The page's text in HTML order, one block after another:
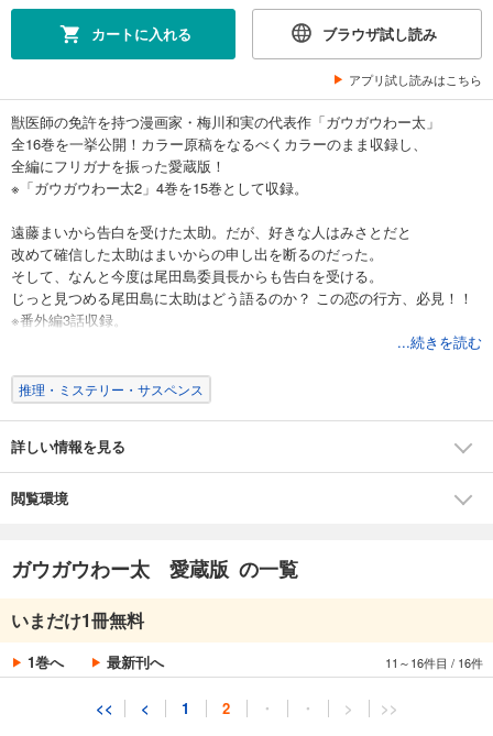
カートに入れる ブラウザ試し読み
アプリ試し読みはこちら
獣医師の免許を持つ漫画家・梅川和実の代表作「ガウガウわー太」
全16巻を一挙公開！カラー原稿をなるべくカラーのまま収録し、
全編にフリガナを振った愛蔵版！
※「ガウガウわー太2」4巻を15巻として収録。
遠藤まいから告白を受けた太助。だが、好きな人はみさとだと
改めて確信した太助はまいからの申し出を断るのだった。
そして、なんと今度は尾田島委員長からも告白を受ける。
じっと見つめる尾田島に太助はどう語るのか？ この恋の行方、必見！！
※番外編3話収録。
新章第23話 そのままでいてね
新章第24話 あ・うん
新章第26話 相容れない
新章第27話 プリはムリ
新章第28話 ホスピスへ行こう
新章第31話 分かってるよ
番外編（1）「ドキッ スク水だらけの水泳大会」
番外編（3）「こんな日常」
（原書：「ガウガウわー太2」（一迅社）4巻、2008年11/20発行）
...続きを読む
推理・ミステリー・サスペンス
詳しい情報を見る
閲覧環境
ガウガウわー太 愛蔵版 の一覧
いまだけ1冊無料
1巻へ 最新刊へ 11～16件目 / 16件
<< < 1 2 ・ ・ > >>
550円 (税込)
88 円 (税込)8/15まで
値引き
試し読み
ガウガウわー太 愛蔵版 7
550円 (税込)
88円 (税込)8/15まで
あらすじを表示する
ガウガウわー太 愛蔵版 8
550円 (税込)
値引き
カート
ガウガウわー太 愛蔵版 9
カート
あらすじを表示する
ガウガウわー太 愛蔵版 10
550円 (税込)
88円 (税込)